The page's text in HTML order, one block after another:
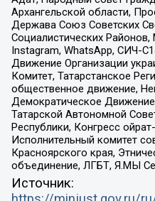
Архангельской области,
Держава Союз Советских
Социалистических
Instagram, WhatsApp, СИЧ-
Движение Организации
Комитет, Татарстанское
общественное движение,
Демократическое
Татарской Автономной
Республики, Конгресс
Исполнительный комитет
Красноярского края,
объединение, ЛГБТ, Я.МЫ
Источник: